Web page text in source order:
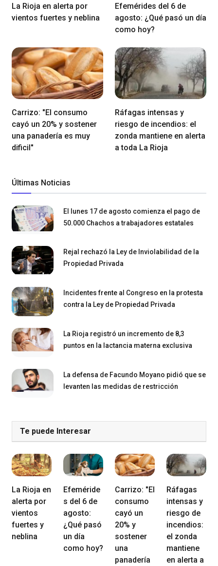
La Rioja en alerta por
vientos fuertes y neblina
Efemérides del 6 de
agosto: ¿Qué pasó un día
como hoy?
Carrizo: "El consumo
cayó un 20% y sostener
una panadería es muy
dificil"
Ráfagas intensas y
riesgo de incendios: el
zonda mantiene en alerta
a toda La Rioja
Últimas Noticias
El lunes 17 de agosto comienza el pago de
50.000 Chachos a trabajadores estatales
Rejal rechazó la Ley de Inviolabilidad de la
Propiedad Privada
Incidentes frente al Congreso en la protesta
contra la Ley de Propiedad Privada
La Rioja registró un incremento de 8,3
puntos en la lactancia materna exclusiva
La defensa de Facundo Moyano pidió que se
levanten las medidas de restricción
Te puede Interesar
La Rioja en
alerta por
vientos
fuertes y
neblina
Efeméride
s del 6 de
agosto:
¿Qué pasó
un día
como hoy?
Carrizo: "El
consumo
cayó un
20% y
sostener
una
panadería
Ráfagas
intensas y
riesgo de
incendios:
el zonda
mantiene
en alerta a